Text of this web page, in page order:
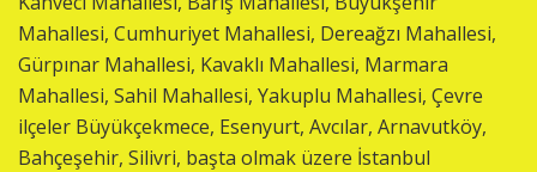
Mahallesi, Cumhuriyet Mahallesi, Dereağzı Mahallesi,
Gürpınar Mahallesi, Kavaklı Mahallesi, Marmara
Mahallesi, Sahil Mahallesi, Yakuplu Mahallesi, Çevre
ilçeler Büyükçekmece, Esenyurt, Avcılar, Arnavutköy,
Bahçeşehir, Silivri, başta olmak üzere İstanbul